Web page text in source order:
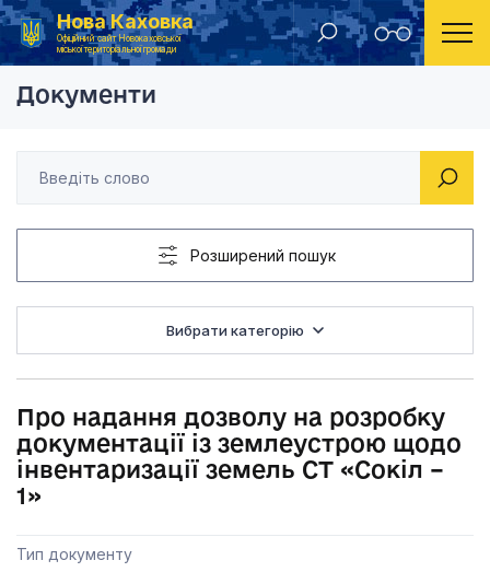
Нова Каховка
Офіційний сайт Новокаховської
міської територіальної громади
Головна Рішення Новокаховської міської ради 2022 рік Про надання
Документи
Розширений пошук
Вибрати категорію
Про надання дозволу на розробку
документації із землеустрою щодо
інвентаризації земель СТ «Сокіл –
1»
Тип документу